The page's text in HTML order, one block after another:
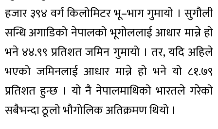
हजार ३९४ वर्ग किलोमिटर भू–भाग गुमायो । सुगौली
सन्धि अगाडिको नेपालको भूगोललाई आधार मान्ने हो
भने ४४.९९ प्रतिशत जमिन गुमायो । तर, यदि अहिले
भएको जमिनलाई आधार मान्ने हो भने यो ८१.७९
प्रतिशत हुन्छ । यो नै नेपालमाथिको भारतले गरेको
सबैभन्दा ठूलो भौगोलिक अतिक्रमण थियो ।